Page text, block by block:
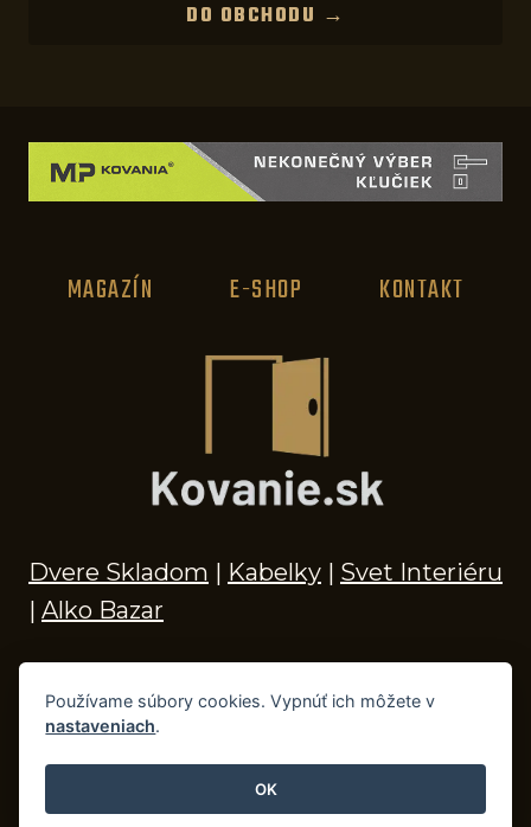
DO OBCHODU →
MAGAZÍN E-SHOP KONTAKT
Dvere Skladom | Kabelky | Svet Interiéru
| Alko Bazar
© 2026 Kľučky na dvere, madlá, kovania,
doplnky do kúpeľne a príslušenstvo
Používame súbory cookies. Vypnúť ich môžete v
nastaveniach.
OK